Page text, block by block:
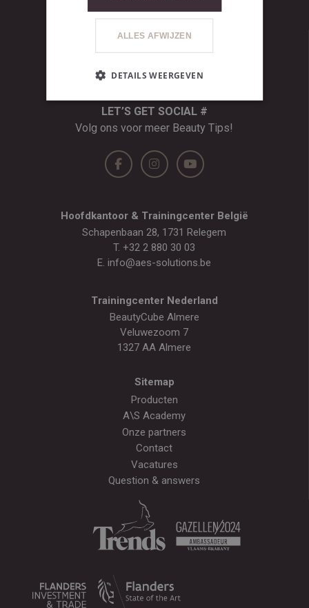
LET’S GET SOCIAL #
Volg ons voor meer Beauty Tips!
Hoofdkantoor & Trainingcenter België
Schapenbaan 28, 1731 Relegem
T. +32 2 880 30 03
E. info@aes-solutions.be
Trainingcenter Nederland
BeautyCube Almere
Veluwezoom 7
1327 AA Almere
Sitemap
Producten
A\S Academy
Onze partners
Contact
Vacatures
Question & answers
ALLES AFWIJZEN
DETAILS WEERGEVEN